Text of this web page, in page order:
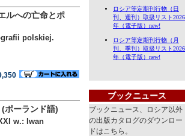
ルへの亡命とポ
polskiej.
ポーランド語)
w.: Iwan
ブックニュース
ブックニュース、ロシア以外
の出版カタログのダウンロー
ドはこちら。